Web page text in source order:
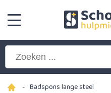
- Badspons lange steel